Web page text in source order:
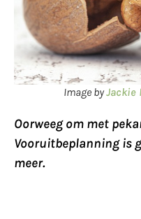
Image byJackie
Oorweeg om met
Vooruitbeplanning is
meer.